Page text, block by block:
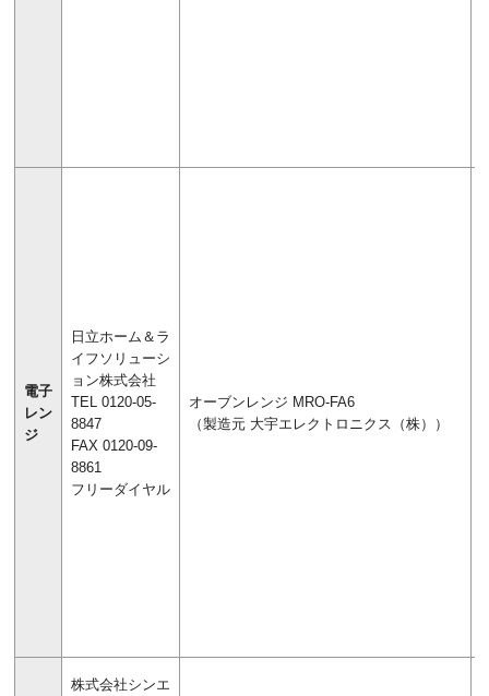
電子
レン
ジ
日立ホーム＆ラ
イフソリューシ
ョン株式会社
TEL 0120-05-
8847
FAX 0120-09-
8861
フリーダイヤル
オーブンレンジ MRO-FA6
（製造元 大宇エレクトロニクス（株））
株式会社シンエ